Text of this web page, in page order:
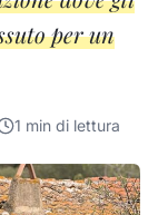
per un
1 min di lettura